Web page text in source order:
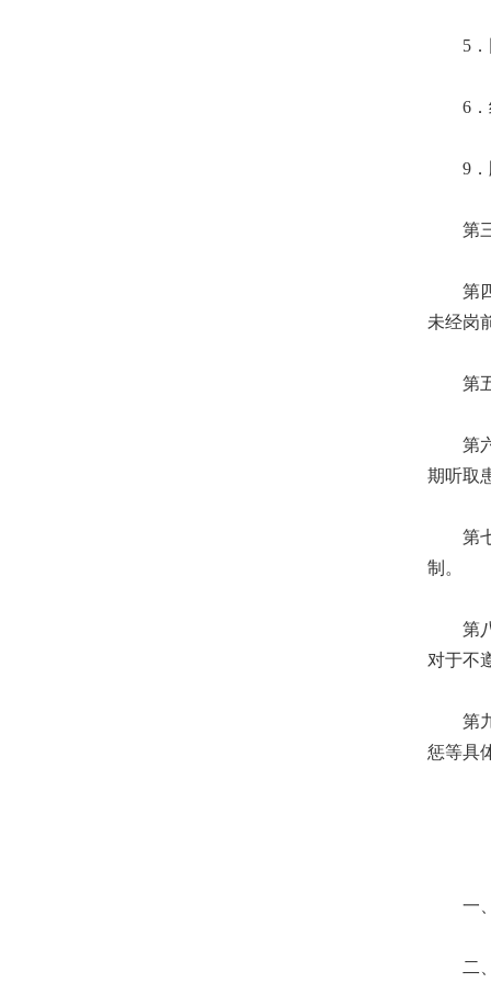
5．同
6．经
9．顾
第三
第四
未经岗
第五
第六
期听取
第七
制。
第八
对于不
第九
惩等具
一、
二、